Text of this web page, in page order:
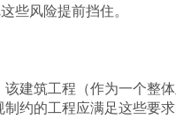
些风险提前挡住。
建筑工程（作为一个整
约的工程应满足这些要